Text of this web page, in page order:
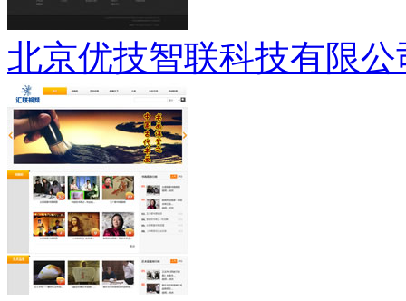
北京优技智联科技有限公